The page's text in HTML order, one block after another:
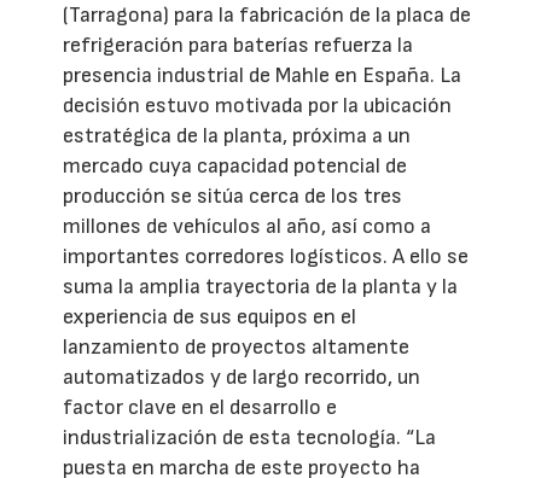
(Tarragona) para la fabricación de la placa de
refrigeración para baterías refuerza la
presencia industrial de Mahle en España. La
decisión estuvo motivada por la ubicación
estratégica de la planta, próxima a un
mercado cuya capacidad potencial de
producción se sitúa cerca de los tres
millones de vehículos al año, así como a
importantes corredores logísticos. A ello se
suma la amplia trayectoria de la planta y la
experiencia de sus equipos en el
lanzamiento de proyectos altamente
automatizados y de largo recorrido, un
factor clave en el desarrollo e
industrialización de esta tecnología. “La
puesta en marcha de este proyecto ha